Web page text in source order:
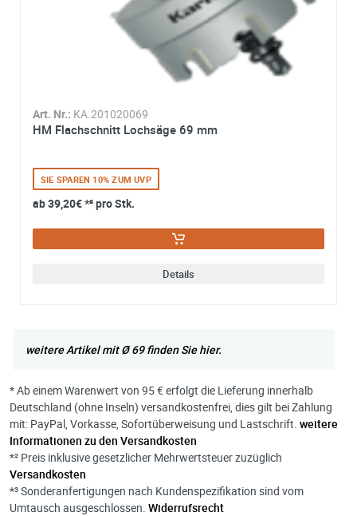
abgeschlossener Bearbeitung Ihrer Anfrage gelöscht. Sie
können Ihre Einwilligung jederzeit für die Zukunft per E-
widerrufen. Detaillierte Informationen zum Umgang mit
Nutzerdaten finden Sie in unserer
Datenschutzerklärung
Art. Nr.: KA.201020069
HM Flachschnitt Lochsäge 69 mm
SIE SPAREN 10% ZUM UVP
ab39,20€*² pro Stk.
Details
weitere Artikel mit Ø 69 finden Sie hier.
* Ab einem Warenwert von 95 € erfolgt die Lieferung innerhalb
Deutschland (ohne Inseln) versandkostenfrei, dies gilt bei Zahlung
mit: PayPal, Vorkasse, Sofortüberweisung und Lastschrift. weitere
Informationen zu den Versandkosten
*² Preis inklusive gesetzlicher Mehrwertsteuer zuzüglich
Versandkosten
*³ Sonderanfertigungen nach Kundenspezifikation sind vom
Umtausch ausgeschlossen. Widerrufsrecht